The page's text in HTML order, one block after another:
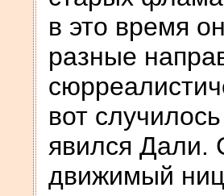
в это время
разные
вот
явился Дали.
движимый